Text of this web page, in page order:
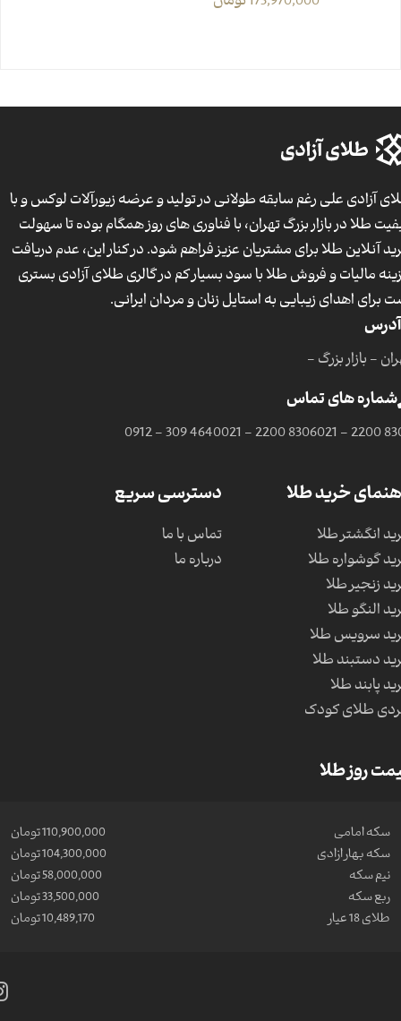
آزادی علی رغم سابقه طولانی در تولید و عرضه زیورآلات لوکس و با
طلا در بازار بزرگ تهران، با فناوری های روز همگام بوده تا سهولت
آنلاین طلا برای مشتریان عزیز فراهم شود. در کنار این، عدم دریافت
مالیات و فروش طلا با سود بسیار کم در گالری طلای آزادی بستری
برای اهدای زیبایی به استایل زنان و مردان ایرانی.
آدرس
- بازار بزرگ -
شماره های تماس
021 - 2200
021 - 2200 8306
0912 - 309 4640
خرید طلا
انگشتر طلا
گوشواره طلا
زنجیر طلا
النگو طلا
سرویس طلا
دستبند طلا
پابند طلا
طلای کودک
دسترسی سریع
تماس با ما
درباره ما
روز طلا
سکه امامی
110,900,000 تومان
سکه بهار ازادی
104,300,000 تومان
نیم سکه
58,000,000 تومان
ربع سکه
33,500,000 تومان
طلای 18 عیار
10,489,170 تومان